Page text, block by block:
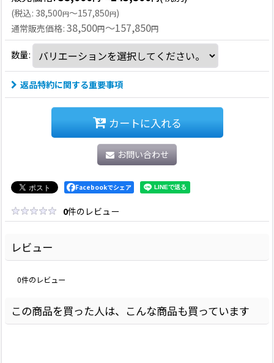
(税込: 38,500円～157,850円)
通常販売価格: 38,500円～157,850円
数量:
返品特約に関する重要事項
カートに入れる
お問い合わせ
Facebookでシェア
0件のレビュー
レビュー
0件のレビュー
この商品を買った人は、こんな商品も買っています